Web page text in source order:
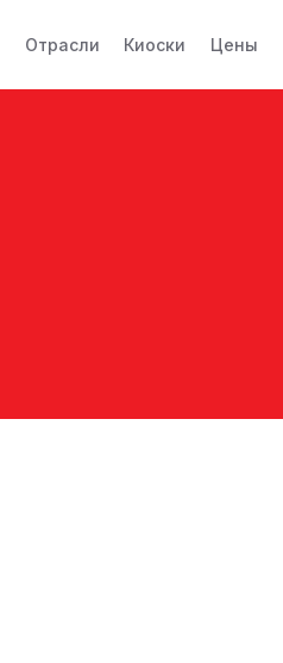
Отрасли Киоски Цены